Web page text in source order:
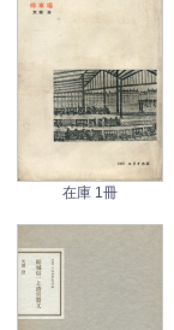
在庫 1冊